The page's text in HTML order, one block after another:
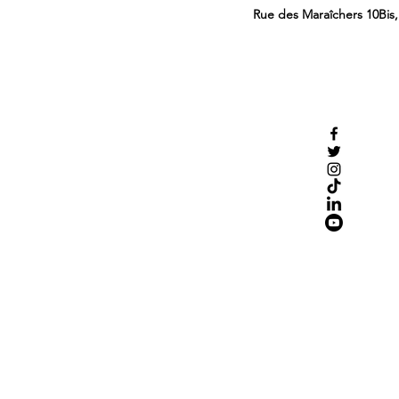
Rue des Maraîchers